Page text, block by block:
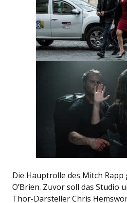
Die Hauptrolle des Mitch Rapp
O’Brien. Zuvor soll das Studio
Thor-Darsteller Chris